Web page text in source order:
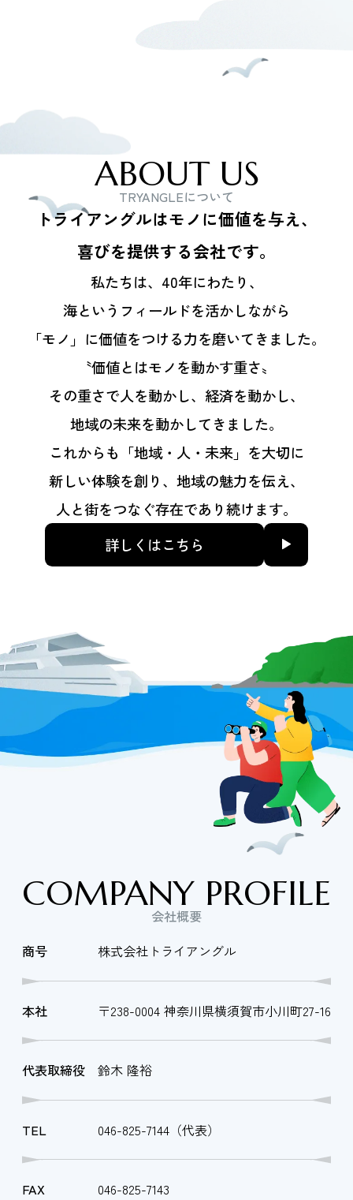
ABOUT US
TRYANGLEについて
トライアングルはモノに価値を与え、
喜びを提供する会社です。
私たちは、40年にわたり、
海というフィールドを活かしながら
「モノ」に価値をつける力を磨いてきました。
〝価値とはモノを動かす重さ〟
その重さで人を動かし、経済を動かし、
地域の未来を動かしてきました。
これからも「地域・人・未来」を大切に
新しい体験を創り、地域の魅力を伝え、
人と街をつなぐ存在であり続けます。
詳しくはこちら
COMPANY PROFILE
会社概要
商号
株式会社トライアングル
本社 〒238-0004 神奈川県横須賀市小川町27-16
代表取締役 鈴木 隆裕
TEL 046-825-7144（代表）
FAX 046-825-7143